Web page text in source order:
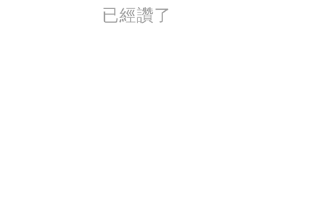
已經讚了